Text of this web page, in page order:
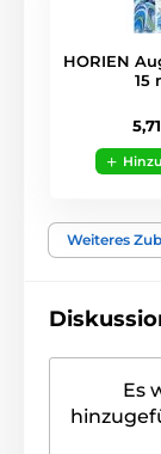
HORIEN
15
Weiteres
Es